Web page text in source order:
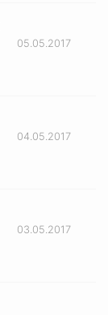
05.05.2017
04.05.2017
03.05.2017